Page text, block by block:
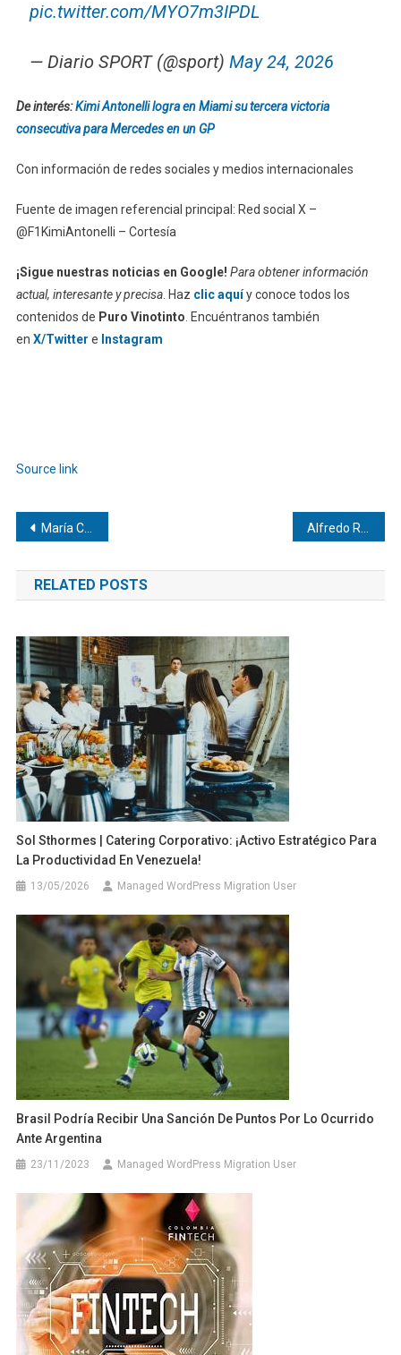
pic.twitter.com/MYO7m3IPDL
— Diario SPORT (@sport) May 24, 2026
De interés:Kimi Antonelli logra en Miami su tercera victoria
consecutiva para Mercedes en un GP
Con información de redes sociales y medios internacionales
Fuente de imagen referencial principal: Red social X –
@F1KimiAntonelli – Cortesía
¡Sigue nuestras noticias en Google! Para obtener información
actual, interesante y precisa. Haz clic aquíy conoce todos los
contenidos de Puro Vinotinto . Encuéntranos también
en X/Twitter e Instagram
Source link
Navegación
de
entradas
María Corina Machado desde Panamá: Participará como candidata presidencial y llamó a mantener unidad y coordinación para triunfar
RELATED POSTS
Sol Sthormes | Catering Corporativo: ¡Activo Estratégico Para
La Productividad En Venezuela!
13/05/2026 Managed WordPress Migration User
Brasil Podría Recibir Una Sanción De Puntos Por Lo Ocurrido
Ante Argentina
23/11/2023 Managed WordPress Migration User